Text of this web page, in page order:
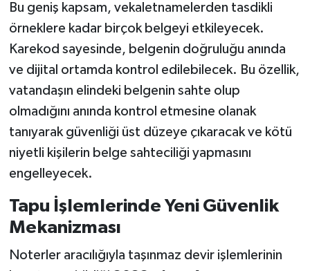
Bu geniş kapsam, vekaletnamelerden tasdikli
örneklere kadar birçok belgeyi etkileyecek.
Karekod sayesinde, belgenin doğruluğu anında
ve dijital ortamda kontrol edilebilecek. Bu özellik,
vatandaşın elindeki belgenin sahte olup
olmadığını anında kontrol etmesine olanak
tanıyarak güvenliği üst düzeye çıkaracak ve kötü
niyetli kişilerin belge sahteciliği yapmasını
engelleyecek.
Tapu İşlemlerinde Yeni Güvenlik
Mekanizması
Noterler aracılığıyla taşınmaz devir işlemlerinin